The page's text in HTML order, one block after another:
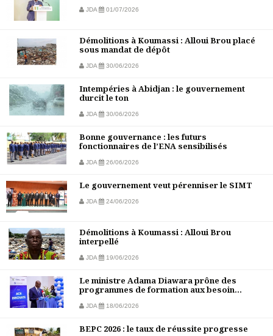
JDA 01/07/2026
Démolitions à Koumassi : Alloui Brou placé
sous mandat de dépôt
JDA 30/06/2026
Intempéries à Abidjan : le gouvernement
durcit le ton
JDA 30/06/2026
Bonne gouvernance : les futurs
fonctionnaires de l’ENA sensibilisés
JDA 26/06/2026
Le gouvernement veut pérenniser le SIMT
JDA 24/06/2026
Démolitions à Koumassi : Alloui Brou
interpellé
JDA 19/06/2026
Le ministre Adama Diawara prône des
programmes de formation aux besoin...
JDA 18/06/2026
BEPC 2026 : le taux de réussite progresse